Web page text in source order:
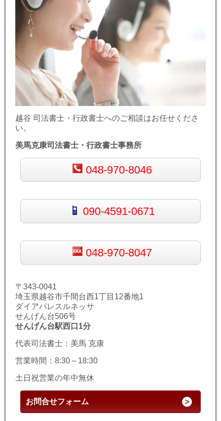
越谷 司法書士・行政書士へのご相談はお任せくださ
い。
美馬克康司法書士・行政書士事務所
048-970-8046
090-4591-0671
048-970-8047
〒343-0041
埼玉県越谷市千間台西1丁目12番地1
ダイアパレスルネッサ
せんげん台506号
せんげん台駅西口1分
代表司法書士：美馬 克康
営業時間：8:30～18:30
土日祝営業の年中無休
お問合せフォーム